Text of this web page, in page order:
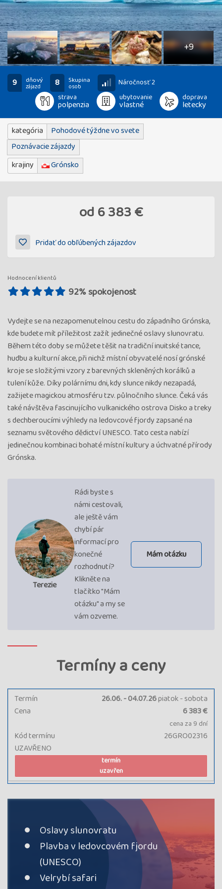
14
fotografií
+9
9 dňový
zájazd 8 Skupina
osob
Náročnosť 2
strava
polpenzia
ubytovanie
vlastné
doprava
letecky
kategória
Pohodové týždne vo svete
Poznávacie zájazdy
krajiny
Grónsko
od6 383 €
Pridať do obľúbených zájazdov
Hodnocení klientů
92% spokojenost
Vydejte se na nezapomenutelnou cestu do západního Grónska,
kde budete mít příležitost zažít jedinečné oslavy slunovratu.
Během této doby se můžete těšit na tradiční inuitské tance,
hudbu a kulturní akce, při nichž místní obyvatelé nosí grónské
kroje se složitými vzory z barevných skleněných korálků a
tulení kůže. Díky polárnímu dni, kdy slunce nikdy nezapadá,
zažijete magickou atmosféru tzv. půlnočního slunce. Čeká vás
také návštěva fascinujícího vulkanického ostrova Disko a treky
s dechberoucími výhledy na ledovcové fjordy zapsané na
seznamu světového dědictví UNESCO. Tato cesta nabízí
jedinečnou kombinaci bohaté místní kultury a úchvatné přírody
Grónska.
Terezie
Rádi byste s
námi cestovali,
ale ještě vám
chybí pár
informací pro
konečné
rozhodnutí?
Klikněte na
tlačítko "Mám
otázku" a my se
vám ozveme.
Mám otázku
Termíny a ceny
Termín 26.06. - 04.07.26piatok - sobota
UZAVŘENO
Kód termínu 26GRO02316
Cena 6 383 €
cena za 9 dní
termín
uzavřen
Oslavy slunovratu
Plavba v ledovcovém fjordu
(UNESCO)
Velrybí safari